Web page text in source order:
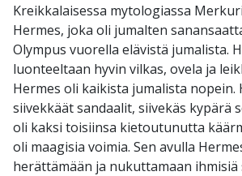
Kreikkalaisessa mytologiassa
Hermes, joka oli jumalten
Olympus vuorella elävistä jumalista.
luonteeltaan hyvin vilkas, ovela ja
Hermes oli kaikista jumalista nopein.
siivekkäät sandaalit, siivekäs kypärä
oli kaksi toisiinsa kietoutunutta
oli maagisia voimia. Sen avulla
herättämään ja nukuttamaan ihmisiä